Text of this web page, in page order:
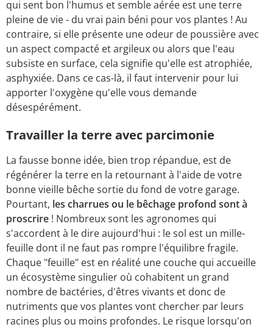
qui sent bon l'humus et semble aérée est une terre
pleine de vie - du vrai pain béni pour vos plantes ! Au
contraire, si elle présente une odeur de poussière avec
un aspect compacté et argileux ou alors que l'eau
subsiste en surface, cela signifie qu'elle est atrophiée,
asphyxiée. Dans ce cas-là, il faut intervenir pour lui
apporter l'oxygène qu'elle vous demande
désespérément.
Travailler la terre avec parcimonie
La fausse bonne idée, bien trop répandue, est de
régénérer la terre en la retournant à l'aide de votre
bonne vieille bêche sortie du fond de votre garage.
Pourtant, les charrues ou le bêchage profond sont à
proscrire ! Nombreux sont les agronomes qui
s'accordent à le dire aujourd'hui : le sol est un mille-
feuille dont il ne faut pas rompre l'équilibre fragile.
Chaque "feuille" est en réalité une couche qui accueille
un écosystème singulier où cohabitent un grand
nombre de bactéries, d'êtres vivants et donc de
nutriments que vos plantes vont chercher par leurs
racines plus ou moins profondes. Le risque lorsqu'on